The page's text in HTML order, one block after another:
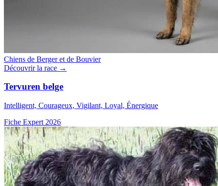
Chiens de Berger et de Bouvier
Découvrir la race →
Tervuren belge
Intelligent, Courageux, Vigilant, Loyal, Énergique
Fiche Expert 2026